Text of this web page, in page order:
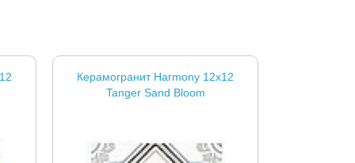
Керамогранит Harmony 12x12
Tanger Sand Bloom